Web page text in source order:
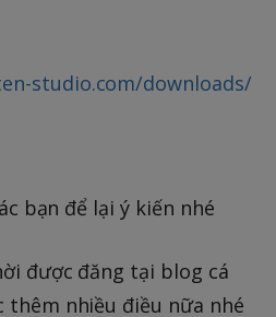
studio.com/downloads/
bạn để lại ý kiến nhé
được đăng tại blog cá
thêm nhiều điều nữa nhé